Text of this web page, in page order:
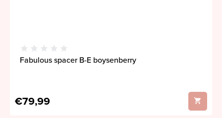
Fabulous spacer B-E boysenberry
€79,99